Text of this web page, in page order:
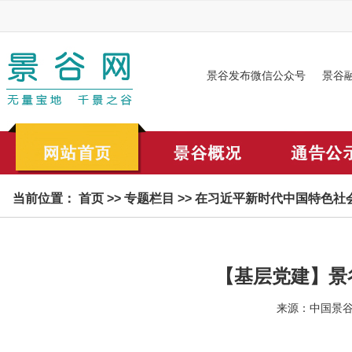
景谷发布微信公众号 景谷
当前位置： 首页 >> 专题栏目 >> 在习近平新时代中国特色社
【基层党建】
来源：中国景